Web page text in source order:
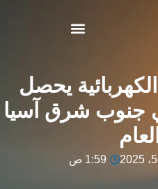
يحصل
جنوب شرق آسيا
1:59 ص